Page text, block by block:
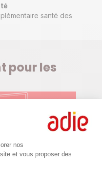
du
nos
et vous proposer des
santé des
pour les